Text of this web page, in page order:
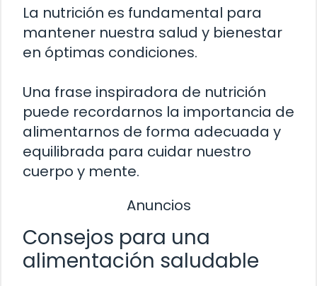
La nutrición es fundamental para
mantener nuestra salud y bienestar
en óptimas condiciones.
Una frase inspiradora de nutrición
puede recordarnos la importancia de
alimentarnos de forma adecuada y
equilibrada para cuidar nuestro
cuerpo y mente.
Anuncios
Consejos para una
alimentación saludable